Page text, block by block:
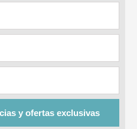
y ofertas exclusivas